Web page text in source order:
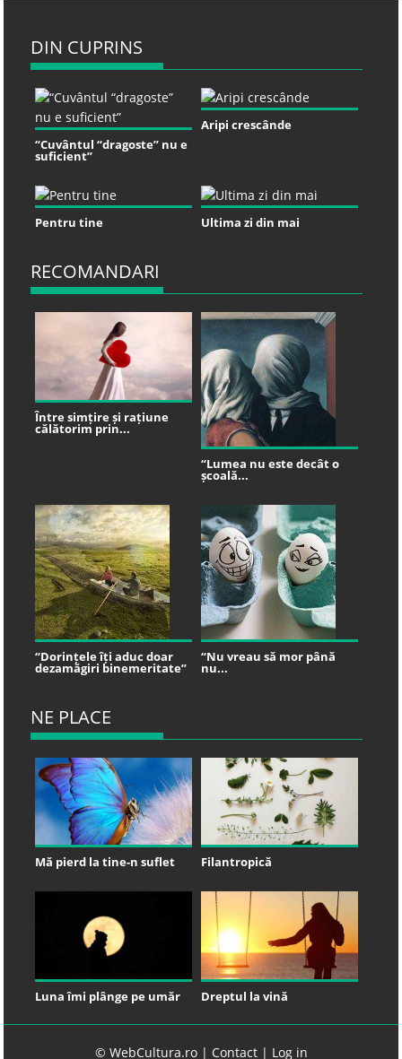
DIN CUPRINS
“Cuvântul “dragoste” nu e
suficient”
Aripi crescânde
Pentru tine Ultima zi din mai
RECOMANDARI
Între simțire și rațiune
călătorim prin...
“Lumea nu este decât o
școală...
“Dorințele îți aduc doar
dezamăgiri binemeritate”
“Nu vreau să mor până
nu...
NE PLACE
Mă pierd la tine-n suflet Filantropică
Luna îmi plânge pe umăr Dreptul la vină
© WebCultura.ro | Contact| Log in